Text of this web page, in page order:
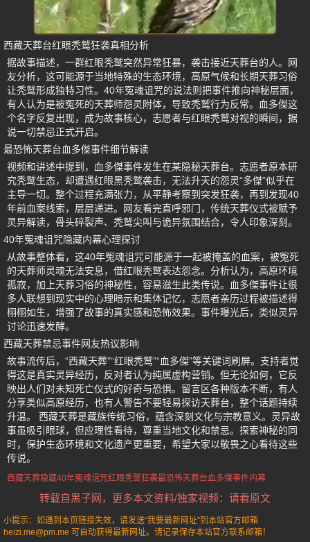
西藏天葬台红眼秃鹫狂袭真相分析
据故事描述，一群红眼秃鹫突然异常狂暴，袭击接近天葬台的人。网
友分析，这可能源于当地特殊的生态环境，高原气候和长期天葬习俗
让秃鹫形成独特习性。40年冤魂诅咒的说法则把事件推向神秘层面，
有人认为是被冤死的天葬师怨灵附体，导致秃鹫行为反常。血多傑这
个名字反复出现，成为故事核心，志愿者与红眼秃鹫对视的瞬间，据
说一切禁忌正式开启。
最恐怖天葬台血多傑事件细节解读
视频和讲述中提到，血多傑事件发生在某隐秘天葬台。志愿者原本研
究秃鹫生态，却遭遇红眼黑秃鹫袭击，无法升天的怨灵“多傑”似乎在
主导一切。整个过程充满张力，从平静考察到突发狂袭，再到发现40
年前血案线索，层层递进。网友看完直呼邪门，传统天葬仪式被赋予
灵异解读，骨头碎裂声、秃鹫尖叫与诡异氛围结合，令人印象深刻。
40年冤魂诅咒隐藏内幕心理探讨
从故事整体看，这40年冤魂诅咒可能源于一起被掩盖的血案，被冤死
的天葬师灵魂无法安息，借红眼秃鹫表达怨念。分析认为，高原环境
孤寂，加上天葬习俗的神秘性，容易滋生此类传说。血多傑事件让很
多人联想到现实中的心理暗示和集体记忆，志愿者亲历过程被描述得
栩栩如生，增强了故事的真实感和恐怖效果。事件曝光后，类似灵异
讨论迅速发酵。
西藏天葬禁忌事件网友热议影响
故事流传后，“西藏天葬”“红眼秃鹫”“血多傑”等关键词刷屏。支持者觉
得这是真实灵异经历，反对者认为纯属虚构营销。但无论如何，它反
映出人们对未知死亡仪式的好奇与恐惧。留言区各种版本不断，有人
分享类似高原经历，也有人警告不要轻易探访天葬台，整个话题持续
升温。 西藏天葬是藏族传统习俗，蕴含深刻文化与宗教意义。灵异故
事虽吸引眼球，但应理性看待，尊重当地文化和禁忌。探索神秘的同
时，保护生态环境和文化遗产更重要，希望大家以敬畏之心看待这些
传说。
西藏天葬隐藏40年冤魂诅咒红眼秃鹫狂袭最恐怖天葬台血多傑事件内幕
转载自黑子网，更多本文资料/独家视频：请看原文
小提示：如遇到本页链接失效，请发送“我要最新网址”到本站官方邮箱
heizi.me@pm.me 可自动获得最新网址。请记录保存本站官方联系邮箱！